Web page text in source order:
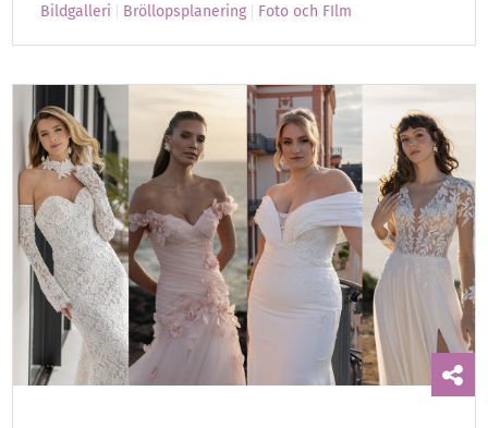
Bildgalleri Bröllopsplanering Foto och FIlm